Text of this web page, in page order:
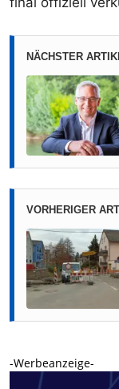
NÄCHSTER
VORHERIGER
-Werbeanzeige-